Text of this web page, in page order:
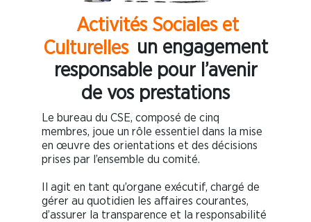
Activités Sociales et
Culturelles un engagement
responsable pour l’avenir
de vos prestations
Le bureau du CSE, composé de cinq
membres, joue un rôle essentiel dans la mise
en œuvre des orientations et des décisions
prises par l’ensemble du comité.
Il agit en tant qu’organe exécutif, chargé de
gérer au quotidien les affaires courantes,
d’assurer la transparence et la responsabilité